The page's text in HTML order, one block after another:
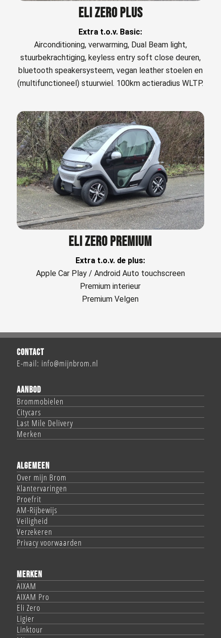
ELI ZERO PLUS
Extra t.o.v. Basic:
Airconditioning, verwarming, Dual Beam light,
stuurbekrachtiging, keyless entry soft close deuren,
bluetooth speakersysteem, vegan leather stoelen en
(multifunctioneel) stuurwiel. 100km actieradius WLTP.
ELI ZERO PREMIUM
Extra t.o.v. de plus:
Apple Car Play / Android Auto touchscreen
Premium interieur
Premium Velgen
CONTACT
E-mail: info@mijnbrom.nl
AANBOD
Brommobielen
Citycars
Last Mile Delivery
Merken
ALGEMEEN
Over mijn Brom
Klantervaringen
Proefrit
AM-Rijbewijs
Veiligheid
Verzekeren
Privacy voorwaarden
MERKEN
AIXAM
AIXAM Pro
Eli Zero
Ligier
Linktour